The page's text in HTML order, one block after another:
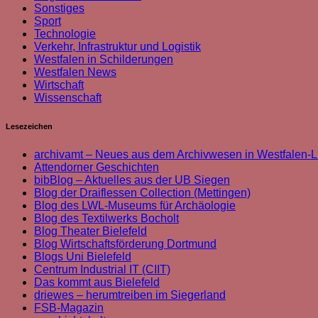
Sonstiges
Sport
Technologie
Verkehr, Infrastruktur und Logistik
Westfalen in Schilderungen
Westfalen News
Wirtschaft
Wissenschaft
Lesezeichen
archivamt – Neues aus dem Archivwesen in Westfalen-
Attendorner Geschichten
bibBlog – Aktuelles aus der UB Siegen
Blog der Draiflessen Collection (Mettingen)
Blog des LWL-Museums für Archäologie
Blog des Textilwerks Bocholt
Blog Theater Bielefeld
Blog Wirtschaftsförderung Dortmund
Blogs Uni Bielefeld
Centrum Industrial IT (CIIT)
Das kommt aus Bielefeld
driewes – herumtreiben im Siegerland
FSB-Magazin